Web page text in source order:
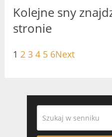
Kolejne sny
stronie
1 2 3 4 5 6Next